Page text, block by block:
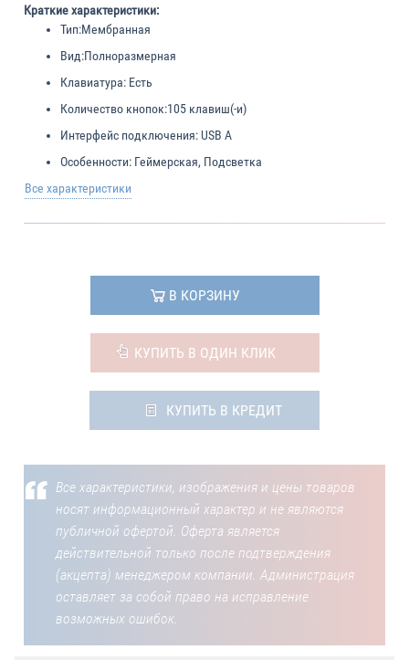
Краткие характеристики:
Тип:Мембранная
Вид:Полноразмерная
Клавиатура: Есть
Количество кнопок:105 клавиш(-и)
Интерфейс подключения: USB A
Особенности: Геймерская, Подсветка
Все характеристики
В КОРЗИНУ
КУПИТЬ В ОДИН КЛИК
КУПИТЬ В КРЕДИТ
Все характеристики, изображения и цены товаров
носят информационный характер и не являются
публичной офертой. Оферта является
действительной только после подтверждения
(акцепта) менеджером компании. Администрация
оставляет за собой право на исправление
возможных ошибок.